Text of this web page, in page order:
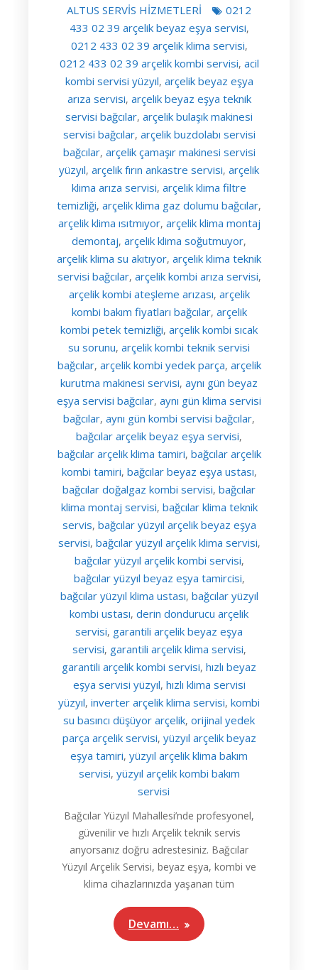
ALTUS SERVİS HİZMETLERİ
0212
433 02 39 arçelik beyaz eşya servisi,
0212 433 02 39 arçelik klima servisi,
0212 433 02 39 arçelik kombi servisi, acil
kombi servisi yüzyıl, arçelik beyaz eşya
arıza servisi, arçelik beyaz eşya teknik
servisi bağcılar, arçelik bulaşık makinesi
servisi bağcılar, arçelik buzdolabı servisi
bağcılar, arçelik çamaşır makinesi servisi
yüzyıl, arçelik fırın ankastre servisi, arçelik
klima arıza servisi, arçelik klima filtre
temizliği, arçelik klima gaz dolumu bağcılar,
arçelik klima ısıtmıyor, arçelik klima montaj
demontaj, arçelik klima soğutmuyor,
arçelik klima su akıtıyor, arçelik klima teknik
servisi bağcılar, arçelik kombi arıza servisi,
arçelik kombi ateşleme arızası, arçelik
kombi bakım fiyatları bağcılar, arçelik
kombi petek temizliği, arçelik kombi sıcak
su sorunu, arçelik kombi teknik servisi
bağcılar, arçelik kombi yedek parça, arçelik
kurutma makinesi servisi, aynı gün beyaz
eşya servisi bağcılar, aynı gün klima servisi
bağcılar, aynı gün kombi servisi bağcılar,
bağcılar arçelik beyaz eşya servisi,
bağcılar arçelik klima tamiri, bağcılar arçelik
kombi tamiri, bağcılar beyaz eşya ustası,
bağcılar doğalgaz kombi servisi, bağcılar
klima montaj servisi, bağcılar klima teknik
servis, bağcılar yüzyıl arçelik beyaz eşya
servisi, bağcılar yüzyıl arçelik klima servisi,
bağcılar yüzyıl arçelik kombi servisi,
bağcılar yüzyıl beyaz eşya tamircisi,
bağcılar yüzyıl klima ustası, bağcılar yüzyıl
kombi ustası, derin dondurucu arçelik
servisi, garantili arçelik beyaz eşya
servisi, garantili arçelik klima servisi,
garantili arçelik kombi servisi, hızlı beyaz
eşya servisi yüzyıl, hızlı klima servisi
yüzyıl, inverter arçelik klima servisi, kombi
su basıncı düşüyor arçelik, orijinal yedek
parça arçelik servisi, yüzyıl arçelik beyaz
eşya tamiri, yüzyıl arçelik klima bakım
servisi, yüzyıl arçelik kombi bakım
servisi
Bağcılar Yüzyıl Mahallesi’nde profesyonel,
güvenilir ve hızlı Arçelik teknik servis
arıyorsanız doğru adrestesiniz. Bağcılar
Yüzyıl Arçelik Servisi, beyaz eşya, kombi ve
klima cihazlarınızda yaşanan tüm
Devamı…